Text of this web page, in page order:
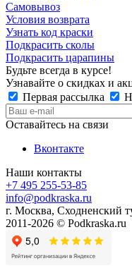
Самовывоз
Условия возврата
Узнать код краски
Подкрасить сколы
Подкрасить царапины
Будьте всегда в курсе!
Узнавайте о скидках и
Первая рассылка
Оставайтесь на связи
Вконтакте
Наши контакты
+7 495 255-53-85
info@podkraska.ru
г. Москва, Сходненский
2011-2026 © Podkraska.ru